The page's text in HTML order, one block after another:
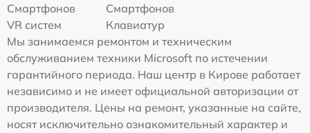
Смартфонов
Смартфонов
VR систем
Клавиатур
Мы занимаемся ремонтом и техническим
обслуживанием техники Microsoft по истечении
гарантийного периода. Наш центр в Кирове работает
независимо и не имеет официальной авторизации от
производителя. Цены на ремонт, указанные на сайте,
носят исключительно ознакомительный характер и